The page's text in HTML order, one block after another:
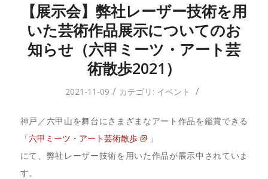
【展示会】弊社レーザー技術を用
いた芸術作品展示についてのお
知らせ（六甲ミーツ・アート芸
術散歩2021）
2021-11-09 / カテゴリ: イベント /
神戸／六甲山を舞台にさまざまなアート作品を鑑賞できる
「六甲ミーツ・アート芸術散歩
」
にて、弊社レーザー技術を用いた作品が展示中されていま
す。